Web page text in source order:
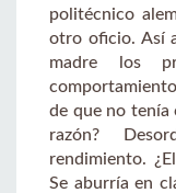
politécnico
otro oficio. Así
madre los
de que no tenía
razón?
rendimiento.
Se aburría en